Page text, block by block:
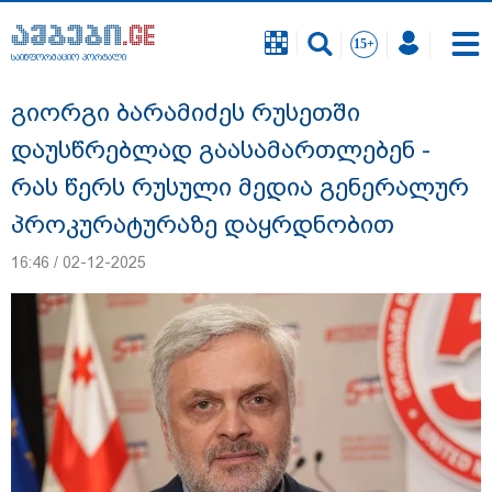
საინფორმაციო პორტალი
"ეს გაფრთხილება უნდა გახდეს
ყველასთვის" - ოკუპირებული აფხაზეთის
ე.წ. საგარეო უწყება გიორგი ბარამიძის
განცხადებასთან დაკავშირებით
საინფორმაციო პორტალი
გიორგი ბარამიძეს რუსეთში
დაუსწრებლად გაასამართლებენ -
რას წერს რუსული მედია გენერალურ
პროკურატურაზე დაყრდნობით
16:46 / 02-12-2025